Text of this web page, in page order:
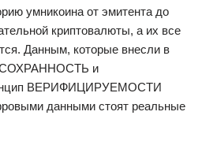
умникоина от эмитента до
криптовалюты, а их все
Данным, которые внесли в
СОХРАННОСТЬ и
ВЕРИФИЦИРУЕМОСТИ
данными стоят реальные